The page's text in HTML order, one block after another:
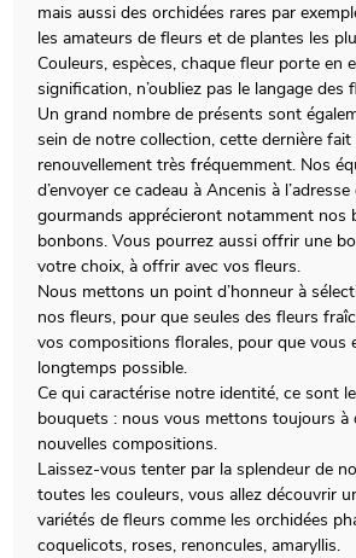
mais aussi des orchidées rares par
les amateurs de fleurs et de plantes les
Couleurs, espèces, chaque fleur porte en
signification, n’oubliez pas le langage des
Un grand nombre de présents sont
sein de notre collection, cette dernière fait
renouvellement très fréquemment. Nos
d’envoyer ce cadeau à Ancenis à
gourmands apprécieront notamment nos
bonbons. Vous pourrez aussi offrir une
votre choix, à offrir avec vos fleurs.
Nous mettons un point d’honneur à
nos fleurs, pour que seules des fleurs
vos compositions florales, pour que vous
longtemps possible.
Ce qui caractérise notre identité, ce sont
bouquets : nous vous mettons toujours à
nouvelles compositions.
Laissez-vous tenter par la splendeur de
toutes les couleurs, vous allez découvrir
variétés de fleurs comme les orchidées
coquelicots, roses, renoncules, amaryllis.